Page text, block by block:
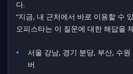
다.
“지금, 내 근처에서 바로 이용할 수
오피스타는 이 질문에 대한 해답을
서울 강남, 경기 분당, 부산, 수
버